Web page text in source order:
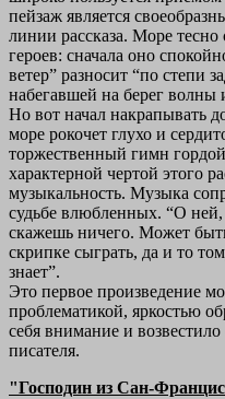
пейзаж является
линии рассказа. Море
героев: сначала оно
ветер” разносит “по степи
набегавшей на берег волны
Но вот начал накрапывать
море рокочет глухо и
торжественный гимн
характерной чертой этого
музыкальность. Музыка
судьбе влюбленных. “О
скажешь ничего. Может
скрипке сыграть, да и то
знает”.
Это первое произведение
проблематикой, яркостью
себя внимание и
писателя.
"Господин из Сан-